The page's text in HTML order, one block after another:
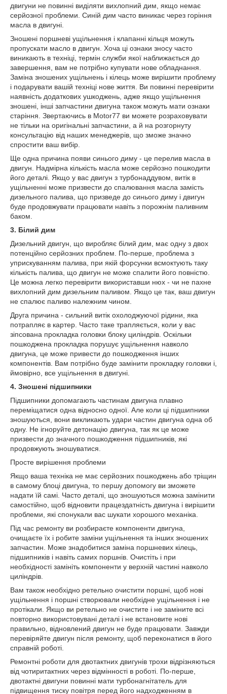
двигуни не повинні виділяти вихлопний дим, якщо немає
серйозної проблеми. Синій дим часто виникає через горіння
масла в двигуні.
Зношені поршневі ущільнення і клапанні кільця можуть
пропускати масло в двигун. Хоча ці ознаки зносу часто
виникають в техніці, термін служби якої наближається до
завершення, вам не потрібно купувати нове обладнання.
Заміна зношених ущільнень і кілець може вирішити проблему
і подарувати вашій техніці нове життя. Ви повинні перевірити
наявність додаткових ушкоджень, адже якщо ущільнення
зношені, інші запчастини двигуна також можуть мати ознаки
старіння. Звертаючись в Motor77 ви можете розраховувати
не тільки на оригінальні запчастини, а й на розгорнуту
консультацію від наших менеджерів, що зможе значно
спростити ваш вибір.
Ще одна причина появи синього диму - це перелив масла в
двигун. Надмірна кількість масла може серйозно пошкодити
його деталі. Якщо у вас двигун з турбонаддувом, витік в
ущільненні може призвести до спалювання масла замість
дизельного палива, що призведе до синього диму і двигун
буде продовжувати працювати навіть з порожнім паливним
баком.
3. Білий дим
Дизельний двигун, що виробляє білий дим, має одну з двох
потенційно серйозних проблем. По-перше, проблема з
уприскуванням палива, при якій форсунки всмоктують таку
кількість палива, що двигун не може спалити його повністю.
Це можна легко перевірити використавши нюх - чи не пахне
вихлопний дим дизельним паливом. Якщо це так, ваш двигун
не спалює паливо належним чином.
Друга причина - сильний витік охолоджуючої рідини, яка
потрапляє в картер. Часто таке трапляється, коли у вас
зіпсована прокладка головки блоку циліндрів. Оскільки
пошкоджена прокладка порушує ущільнення навколо
двигуна, це може привести до пошкодження інших
компонентів. Вам потрібно буде замінити прокладку головки і,
ймовірно, все ущільнення в двигуні.
4. Зношені підшипники
Підшипники допомагають частинам двигуна плавно
переміщатися одна відносно одної. Але коли ці підшипники
зношуються, вони викликають удари частин двигуна одна об
одну. Не ігноруйте детонацію двигуна, так як це може
призвести до значного пошкодження підшипників, які
продовжують зношуватися.
Просте вирішення проблеми
Якщо ваша техніка не має серйозних пошкоджень або тріщин
в самому блоці двигуна, то першу допомогу ви зможете
надати їй самі. Часто деталі, що зношуються можна замінити
самостійно, щоб відновити працездатність двигуна і вирішити
проблеми, які спонукали вас шукати хорошого механіка.
Під час ремонту ви розбираєте компоненти двигуна,
очищаєте їх і робите заміни ущільнення та інших зношених
запчастин. Може знадобитися заміна поршневих кілець,
підшипників і навіть самих поршнів. Очистіть і при
необхідності замініть компоненти у верхній частині навколо
циліндрів.
Вам також необхідно ретельно очистити поршні, щоб нові
ущільнення і поршні створювали необхідне ущільнення і не
протікали. Якщо ви ретельно не очистите і не заміните всі
повторно використовувані деталі і не встановите нові
правильно, відновлений двигун не буде працювати. Завжди
перевіряйте двигун після ремонту, щоб переконатися в його
справній роботі.
Ремонтні роботи для двотактних двигунів трохи відрізняються
від чотиритактних через відмінності в роботі. По-перше,
двотактні двигуни повинні мати турбонагнітатель для
підвищення тиску повітря перед його надходженням в